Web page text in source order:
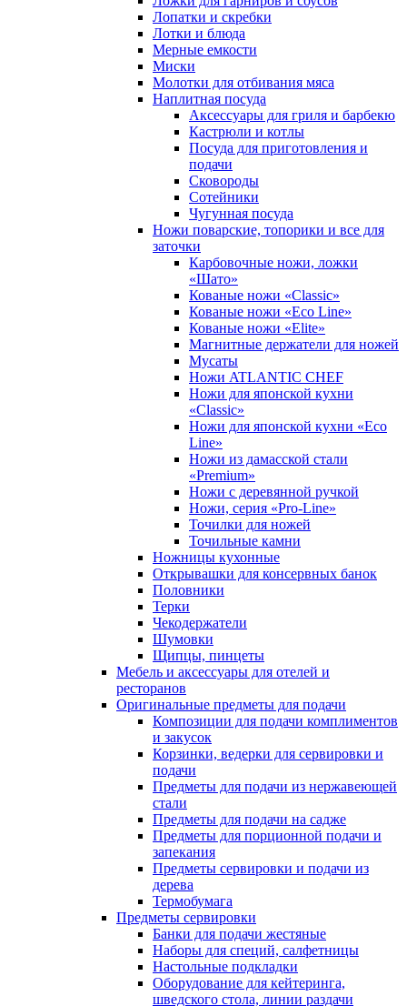
Лопатки и скребки
Лотки и блюда
Мерные емкости
Миски
Молотки для отбивания мяса
Наплитная посуда
Аксессуары для гриля и барбекю
Кастрюли и котлы
Посуда для приготовления и
подачи
Сковороды
Сотейники
Чугунная посуда
Ножи поварские, топорики и все для
заточки
Карбовочные ножи, ложки
«Шато»
Кованые ножи «Classic»
Кованые ножи «Eco Line»
Кованые ножи «Elite»
Магнитные держатели для ножей
Мусаты
Ножи ATLANTIC CHEF
Ножи для японской кухни
«Classic»
Ножи для японской кухни «Eco
Line»
Ножи из дамасской стали
«Premium»
Ножи с деревянной ручкой
Ножи, серия «Pro-Line»
Точилки для ножей
Точильные камни
Ножницы кухонные
Открывашки для консервных банок
Половники
Терки
Чекодержатели
Шумовки
Щипцы, пинцеты
Мебель и аксессуары для отелей и
ресторанов
Оригинальные предметы для подачи
Композиции для подачи комплиментов
и закусок
Корзинки, ведерки для сервировки и
подачи
Предметы для подачи из нержавеющей
стали
Предметы для подачи на садже
Предметы для порционной подачи и
запекания
Предметы сервировки и подачи из
дерева
Термобумага
Предметы сервировки
Банки для подачи жестяные
Наборы для специй, салфетницы
Настольные подкладки
Оборудование для кейтеринга,
шведского стола, линии раздачи